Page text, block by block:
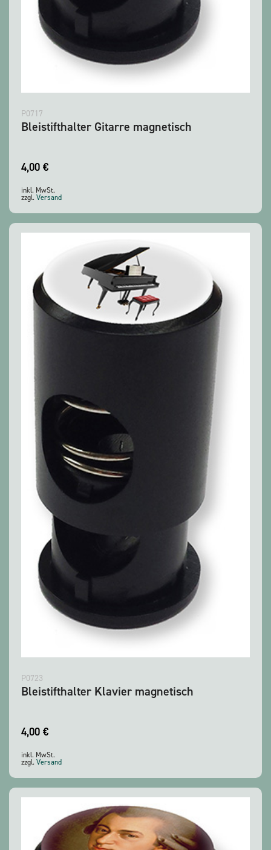
P0717
Bleistifthalter Gitarre magnetisch
4,00 €
inkl. MwSt.
zzgl. Versand
P0723
Bleistifthalter Klavier magnetisch
4,00 €
inkl. MwSt.
zzgl. Versand